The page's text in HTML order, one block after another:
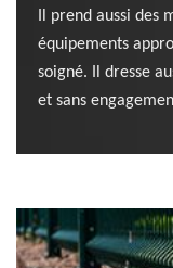
Il prend aussi des
équipements
soigné. Il dresse
et sans